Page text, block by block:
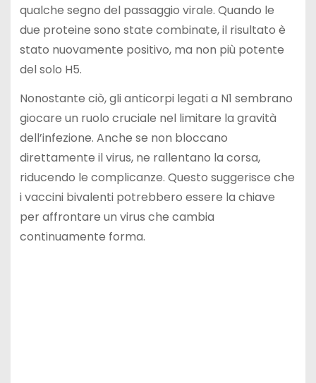
qualche segno del passaggio virale. Quando le
due proteine sono state combinate, il risultato è
stato nuovamente positivo, ma non più potente
del solo H5.
Nonostante ciò, gli anticorpi legati a N1 sembrano
giocare un ruolo cruciale nel limitare la gravità
dell’infezione. Anche se non bloccano
direttamente il virus, ne rallentano la corsa,
riducendo le complicanze. Questo suggerisce che
i vaccini bivalenti potrebbero essere la chiave
per affrontare un virus che cambia
continuamente forma.